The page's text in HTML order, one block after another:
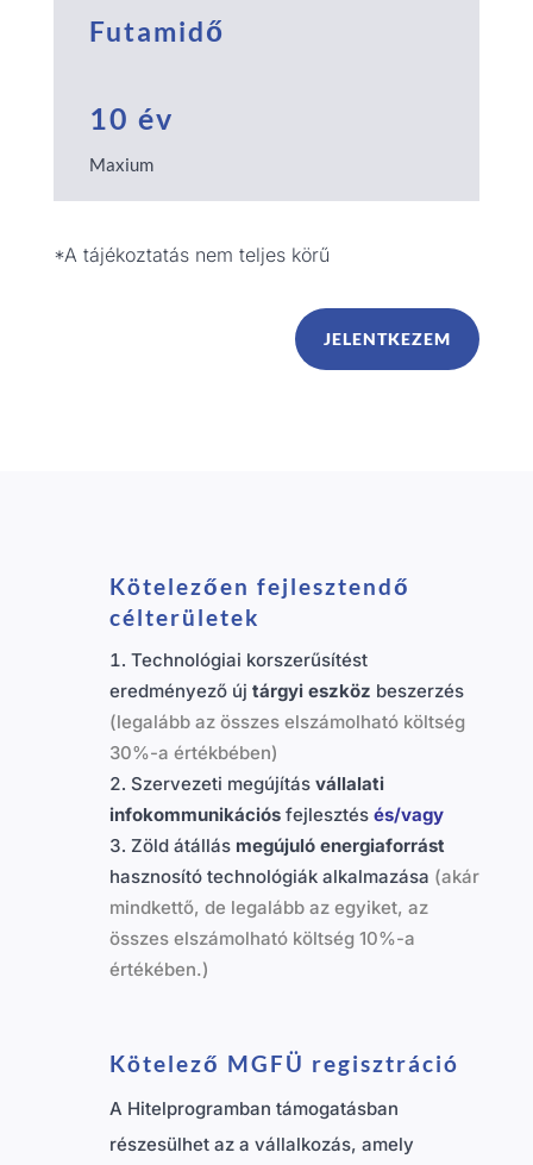
Futamidő
10 év
Maxium
*A tájékoztatás nem teljes körű
JELENTKEZEM
Kötelezően fejlesztendő
célterületek
Technológiai korszerűsítést
eredményező új tárgyi eszköz beszerzés
(legalább az összes elszámolható költség
30%-a értékbében)
Szervezeti megújítás vállalati
infokommunikációsfejlesztés és/vagy
Zöld átállás megújuló energiaforrást
hasznosító technológiák alkalmazása (akár
mindkettő, de legalább az egyiket, az
összes elszámolható költség 10%-a
értékében.)
Kötelező MGFÜ regisztráció
A Hitelprogramban támogatásban
részesülhet az a vállalkozás, amely